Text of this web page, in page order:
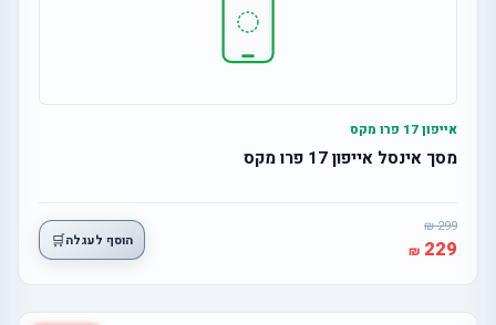
אייפון 17 פרו מקס
מסך אינסל אייפון 17 פרו מקס
299
229 הוסף לעגלה🛒